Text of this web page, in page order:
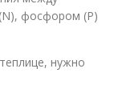
фосфором (P)
нужно